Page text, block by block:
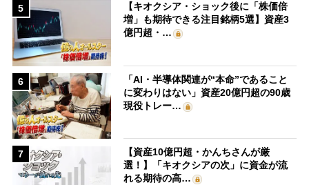
5
【キオクシア・ショック後に「株価倍
増」も期待できる注目銘柄5選】資産3
億円超・…
6
「AI・半導体関連が“本命”であること
に変わりはない」資産20億円超の90歳
現役トレー…
7
【資産10億円超・かんちさんが厳
選！】「キオクシアの次」に資金が流
れる期待の高…